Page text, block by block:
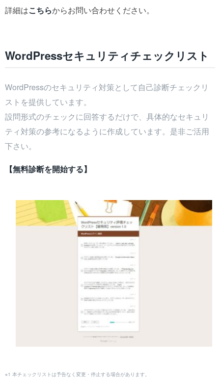
詳細はこちらからお問い合わせください。
WordPressセキュリティチェックリスト
WordPressのセキュリティ対策として自己診断チェックリ
ストを提供しています。
設問形式のチェックに回答するだけで、具体的なセキュリ
ティ対策の参考になるように作成しています。是非ご活用
下さい。
【無料診断を開始する】
※1 本チェックリストは予告なく変更・停止する場合があります。